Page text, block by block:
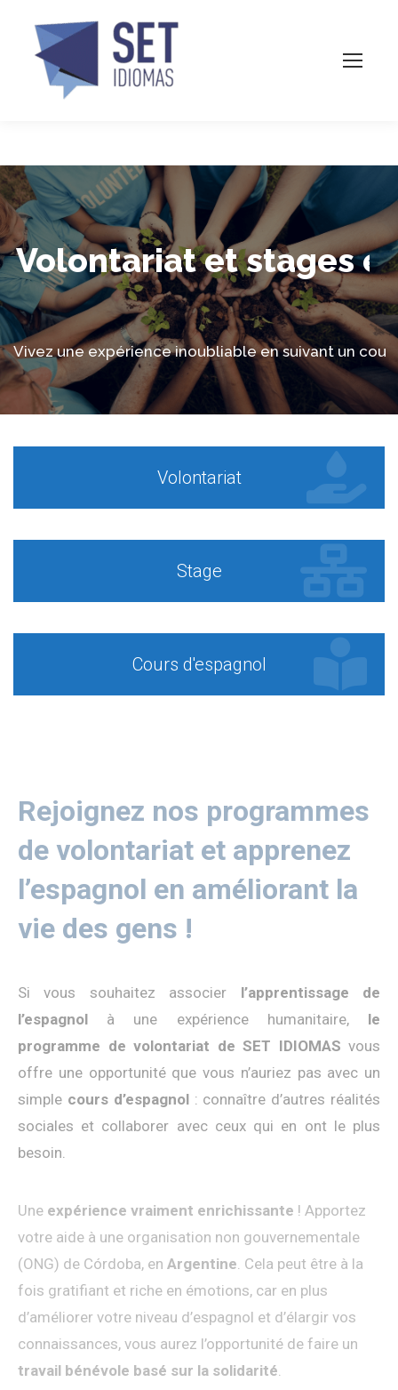
Volontariat et stages
Vivez une expérience inoubliable en suivant un
Volontariat
Stage
Cours d'espagnol
Rejoignez nos programmes
de volontariat et apprenez
l’espagnol en améliorant la
vie des gens !
Si vous souhaitez associer l’apprentissage de
l’espagnol à une expérience humanitaire,le
programme de volontariat de SET IDIOMAS vous
offre une opportunité que vous n’auriez pas avec un
simple cours d’espagnol: connaître d’autres réalités
sociales et collaborer avec ceux qui en ont le plus
besoin.
Une expérience vraiment enrichissante ! Apportez
votre aide à une organisation non gouvernementale
(ONG) de Córdoba, en Argentine . Cela peut être à la
fois gratifiant et riche en émotions, car en plus
d’améliorer votre niveau d’espagnol et d’élargir vos
connaissances, vous aurez l’opportunité de faire un
travail bénévole basé sur la solidarité